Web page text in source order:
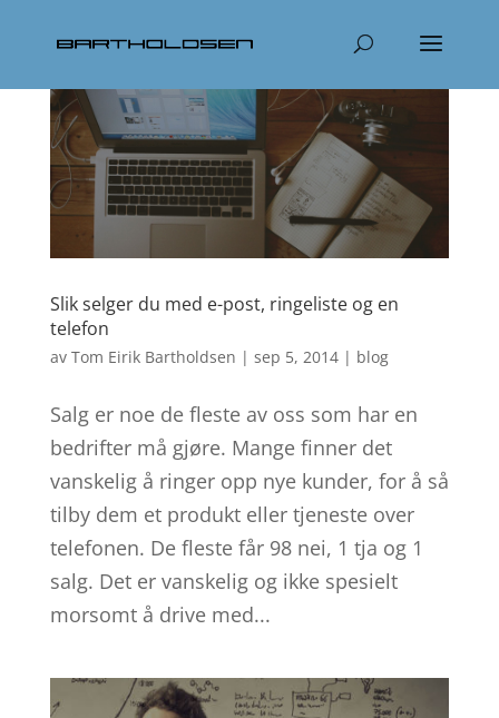
Slik selger du med e-post, ringeliste og en
telefon
av Tom Eirik Bartholdsen | sep 5, 2014| blog
Salg er noe de fleste av oss som har en
bedrifter må gjøre. Mange finner det
vanskelig å ringer opp nye kunder, for å så
tilby dem et produkt eller tjeneste over
telefonen. De fleste får 98 nei, 1 tja og 1
salg. Det er vanskelig og ikke spesielt
morsomt å drive med...